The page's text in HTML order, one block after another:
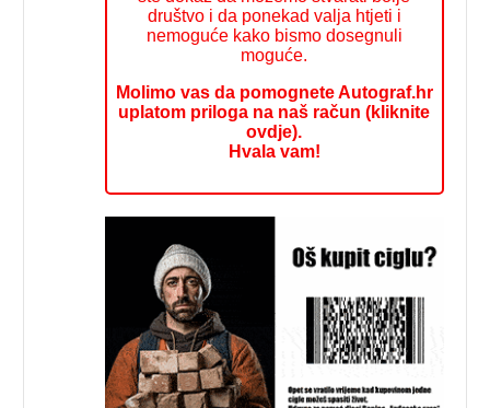
društvo i da ponekad valja htjeti i
nemoguće kako bismo dosegnuli
moguće.
Molimo vas da pomognete Autograf.hr
uplatom priloga na naš račun (kliknite
ovdje).
Hvala vam!